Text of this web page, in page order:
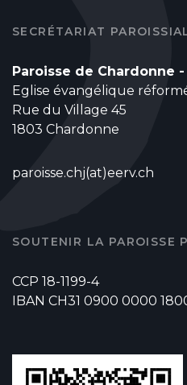
SECRÉTARIAT
Paroisse de Chardonne
Eglise évangélique
Rue du Village 45
1803 Chardonne
paroisse.chj(at)eerv.ch
SOUTENIR LA PAROISSE
CCP 18-1199-4
IBAN CH31 0900 0000